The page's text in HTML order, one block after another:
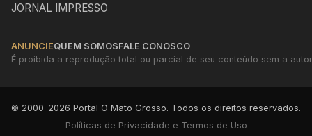
JORNAL IMPRESSO
ANUNCIEQUEM SOMOSFALE CONOSCO
É proibida a reprodução total ou parcial de seu conteúdo sem a
© 2000-2026 Portal O Mato Grosso. Todos os direitos reservados.
Políticas de Privacidade e Termos de Uso